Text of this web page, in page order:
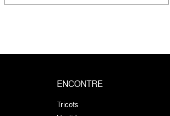
ENCONTRE
Tricots